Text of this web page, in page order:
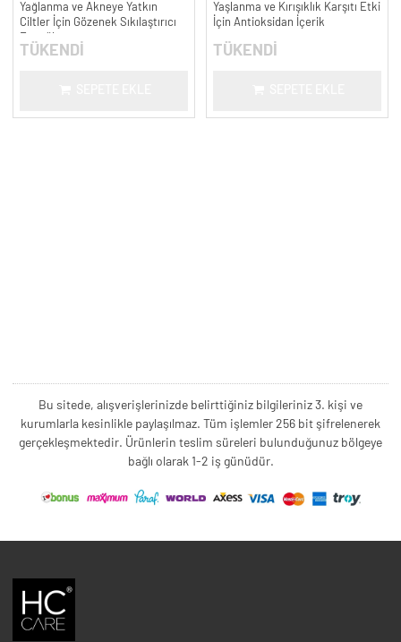
30 ml.
Yağlanma ve Akneye Yatkın
Ciltler İçin Gözenek Sıkılaştırıcı
TÜKENDİ
Yaşlanma ve Kırışıklık Karşıtı Etki
İçin Antioksidan İçerik
TÜKENDİ
Bu sitede, alışverişlerinizde belirttiğiniz bilgileriniz 3. kişi ve
kurumlarla kesinlikle paylaşılmaz. Tüm işlemler 256 bit şifrelenerek
gerçekleşmektedir. Ürünlerin teslim süreleri bulunduğunuz bölgeye
bağlı olarak 1-2 iş günüdür.